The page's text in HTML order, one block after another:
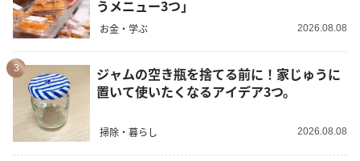
うメニュー3つ」
お金・学ぶ 2026.08.08
3
ジャムの空き瓶を捨てる前に！家じゅうに
置いて使いたくなるアイデア3つ。
掃除・暮らし 2026.08.08